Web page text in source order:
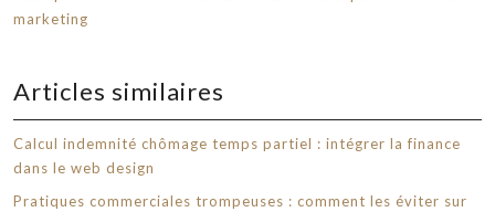
marketing
Articles similaires
Calcul indemnité chômage temps partiel : intégrer la finance
dans le web design
Pratiques commerciales trompeuses : comment les éviter sur